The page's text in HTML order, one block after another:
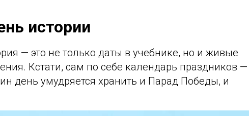
истории
— это не только даты в учебнике, но и живые
Кстати, сам по себе календарь праздников —
день умудряется хранить и Парад Победы, и